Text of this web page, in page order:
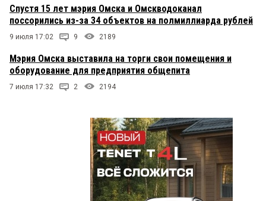
Спустя 15 лет мэрия Омска и Омскводоканал
поссорились из-за 34 объектов на полмиллиарда рублей
9 июля 17:02 9 2189
Мэрия Омска выставила на торги свои помещения и
оборудование для предприятия общепита
7 июля 17:32 2 2194